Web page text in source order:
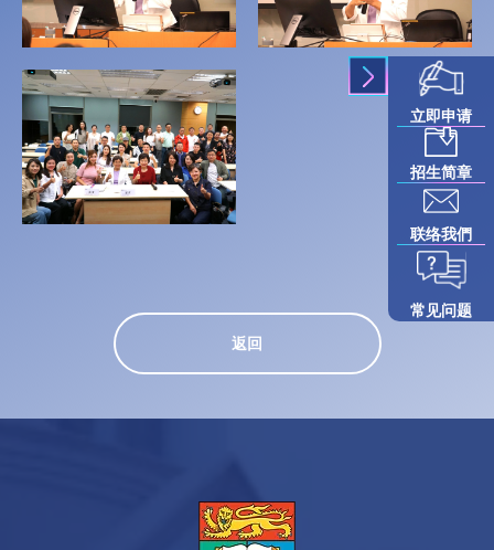
返回
立即申请
招生简章
联络我們
常见问题